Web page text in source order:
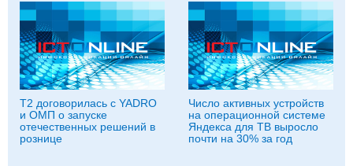
T2 договорилась с YADRO
и ОМП о запуске
отечественных решений в
рознице
Число активных устройств
на операционной системе
Яндекса для ТВ выросло
почти на 30% за год